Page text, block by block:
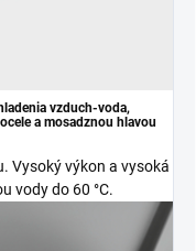
vzduch-voda,
a mosadznou hlavou
Vysoký výkon a vysoká
vody do 60 °C.